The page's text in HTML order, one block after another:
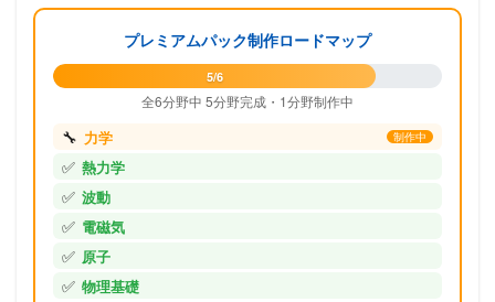
プレミアムパック制作ロードマップ
5/6
全6分野中 5分野完成・1分野制作中
🔧 力学 制作中
✅ 熱力学
✅ 波動
✅ 電磁気
✅ 原子
✅ 物理基礎